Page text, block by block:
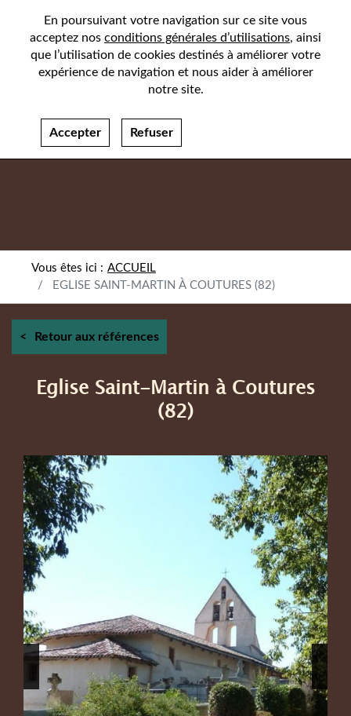
En poursuivant votre navigation sur ce site vous
acceptez nos conditions générales d’utilisations, ainsi
que l’utilisation de cookies destinés à améliorer votre
expérience de navigation et nous aider à améliorer
notre site.
Accepter Refuser
ACCUEIL
EGLISE SAINT-MARTIN À COUTURES (82)
Retour aux références
Eglise Saint-Martin à Coutures
(82)
Previous Next